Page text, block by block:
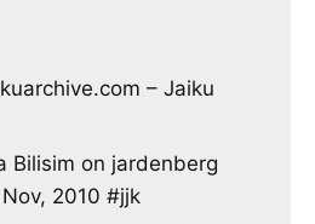
– Jaiku
Bilisim on jardenberg
2010 #jjk